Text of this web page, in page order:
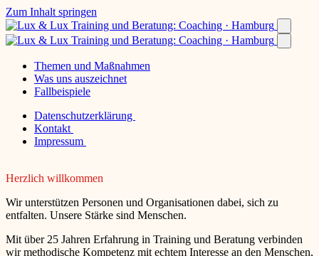
Zum Inhalt springen
Themen und Maßnahmen
Was uns auszeichnet
Fallbeispiele
Datenschutzerklärung
Kontakt
Impressum
Herzlich willkommen
Wir unterstützen Personen und Organisationen dabei, sich zu
entfalten. Unsere Stärke sind Menschen.
Mit über 25 Jahren Erfahrung in Training und Beratung verbinden
wir methodische Kompetenz mit echtem Interesse an den Menschen,